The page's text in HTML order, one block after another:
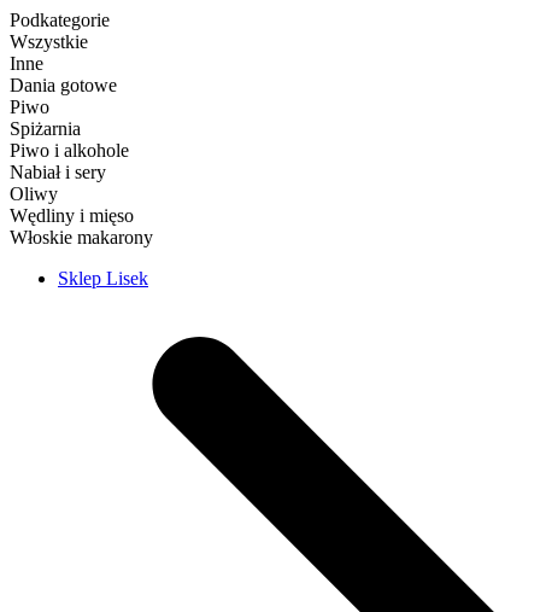
Podkategorie
Wszystkie
Inne
Dania gotowe
Piwo
Spiżarnia
Piwo i alkohole
Nabiał i sery
Oliwy
Wędliny i mięso
Włoskie makarony
Sklep Lisek